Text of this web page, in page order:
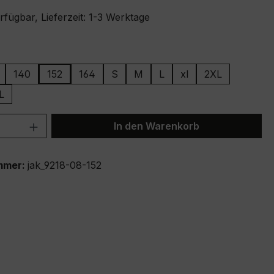
Lieferzeit: 1-3 Werktage
140 152 164 S M L xl
2XL
Anzahl: Gib den gewünschten Wert
In den Warenkorb
jak_9218-08-152